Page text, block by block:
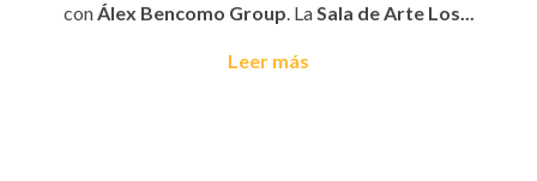
conÁlex Bencomo Group. LaSala de Arte Los...
Leer más